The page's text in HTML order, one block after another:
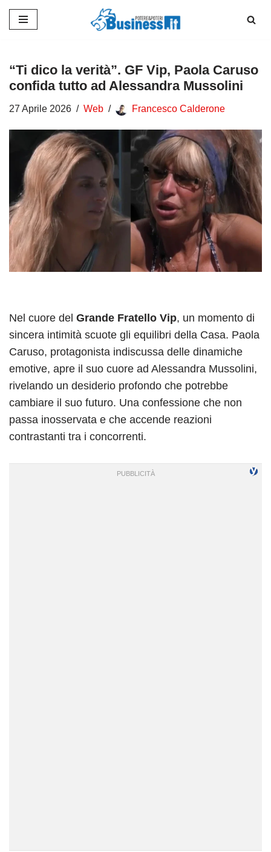
contenuto
“Ti dico la verità”. GF Vip, Paola Caruso
confida tutto ad Alessandra Mussolini
27 Aprile 2026 Web Francesco Calderone
Nel cuore del Grande Fratello Vip, un momento di
sincera intimità scuote gli equilibri della Casa. Paola
Caruso, protagonista indiscussa delle dinamiche
emotive, apre il suo cuore ad Alessandra Mussolini,
rivelando un desiderio profondo che potrebbe
cambiare il suo futuro. Una confessione che non
passa inosservata e che accende reazioni
contrastanti tra i concorrenti.